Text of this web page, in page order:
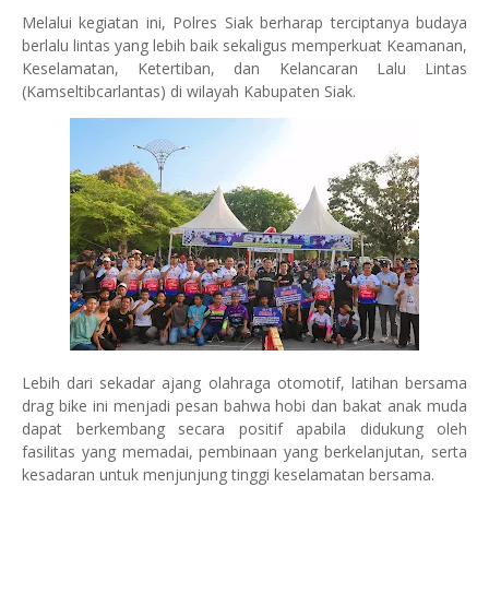
Melalui kegiatan ini, Polres Siak berharap terciptanya budaya
berlalu lintas yang lebih baik sekaligus memperkuat Keamanan,
Keselamatan, Ketertiban, dan Kelancaran Lalu Lintas
(Kamseltibcarlantas) di wilayah Kabupaten Siak.
Lebih dari sekadar ajang olahraga otomotif, latihan bersama
drag bike ini menjadi pesan bahwa hobi dan bakat anak muda
dapat berkembang secara positif apabila didukung oleh
fasilitas yang memadai, pembinaan yang berkelanjutan, serta
kesadaran untuk menjunjung tinggi keselamatan bersama.